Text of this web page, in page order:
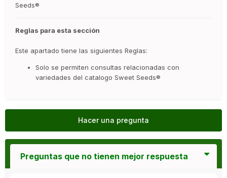
Seeds®
Reglas para esta sección
Este apartado tiene las siguientes Reglas:
Solo se permiten consultas relacionadas con
variedades del catalogo Sweet Seeds®
Hacer una pregunta
Preguntas que no tienen mejor respuesta